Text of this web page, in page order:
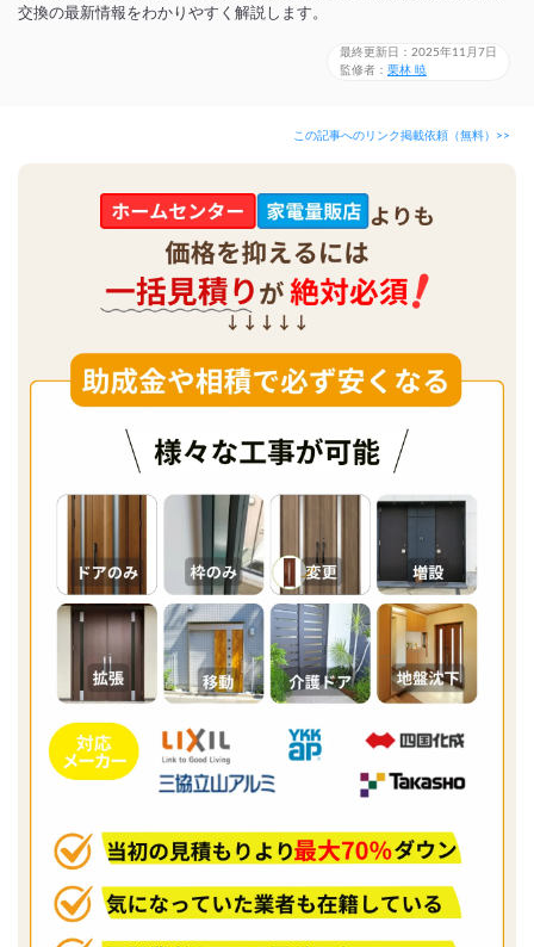
交換の最新情報をわかりやすく解説します。
最終更新日：2025年11月7日
監修者： 栗林 暁
この記事へのリンク掲載依頼（無料）>>